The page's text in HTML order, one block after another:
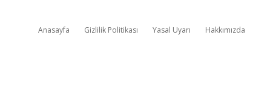
Anasayfa Gizlilik Politikası Yasal Uyarı Hakkımızda